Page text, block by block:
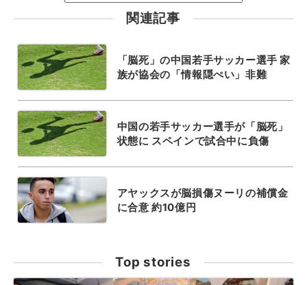
関連記事
「脳死」の中国若手サッカー選手 家
族が協会の「情報隠ぺい」非難
中国の若手サッカー選手が「脳死」
状態に スペインで試合中に負傷
アヤックスが脳損傷ヌーリの補償金
に合意 約10億円
Top stories